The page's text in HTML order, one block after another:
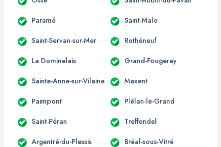
Paramé Saint-Malo
Saint-Servan-sur-Mer Rothéneuf
La Dominelais Grand-Fougeray
Sainte-Anne-sur-Vilaine Maxent
Paimpont Plélan-le-Grand
Saint-Péran Treffendel
Argentré-du-Plessis Bréal-sous-Vitré